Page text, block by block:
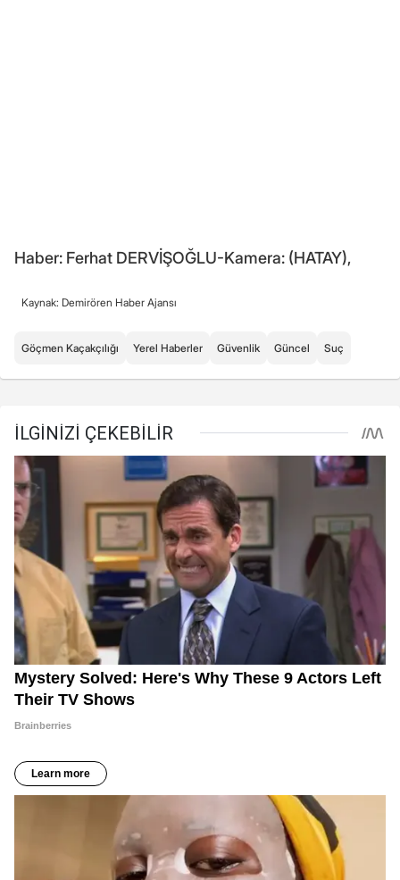
Haber: Ferhat DERVİŞOĞLU-Kamera: (HATAY),
Kaynak: Demirören Haber Ajansı
Göçmen Kaçakçılığı Yerel Haberler Güvenlik Güncel Suç